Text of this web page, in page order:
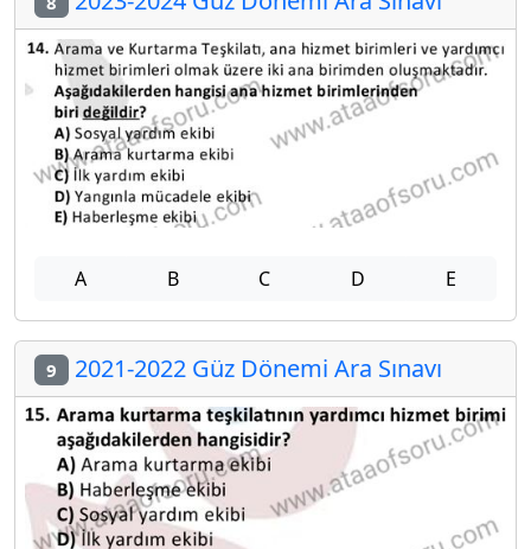
A B C D E
9 2021-2022 Güz Dönemi Ara Sınavı